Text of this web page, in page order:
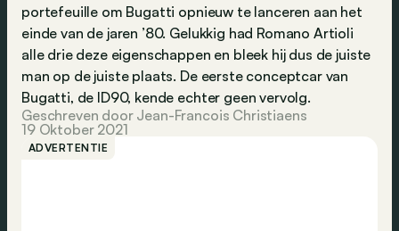
portefeuille om Bugatti opnieuw te lanceren aan het
einde van de jaren ’80. Gelukkig had Romano Artioli
alle drie deze eigenschappen en bleek hij dus de juiste
man op de juiste plaats. De eerste conceptcar van
Bugatti, de ID90, kende echter geen vervolg.
Geschreven door Jean-Francois Christiaens
19 Oktober 2021
ADVERTENTIE